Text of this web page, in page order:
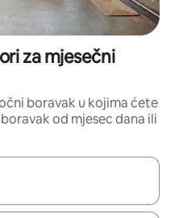
za mjesečni
boravak u kojima ćete
od mjesec dana ili
da se krećete kroz njih